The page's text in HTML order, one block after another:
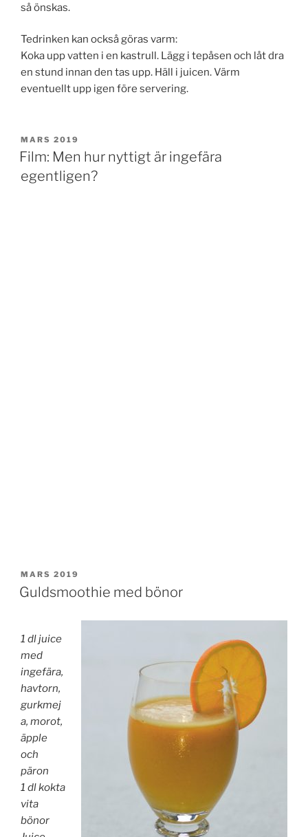
så önskas.
Tedrinken kan också göras varm:
Koka upp vatten i en kastrull. Lägg i tepåsen och låt dra
en stund innan den tas upp. Häll i juicen. Värm
eventuellt upp igen före servering.
PUBLICERAT
MARS 2019
Film: Men hur nyttigt är ingefära
egentligen?
PUBLICERAT
MARS 2019
Guldsmoothie med bönor
1 dl juice
med
ingefära,
havtorn,
gurkmej
a, morot,
äpple
och
päron
1 dl kokta
vita
bönor